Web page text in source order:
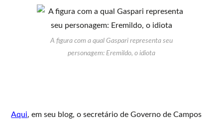
A figura com a qual Gaspari representa seu
personagem: Eremildo, o idiota
Aqui, em seu blog, o secretário de Governo de Campos